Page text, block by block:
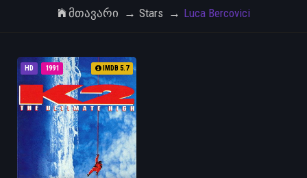
Მთავარი Stars Luca Bercovici
HD 1991 IMDB 5.7